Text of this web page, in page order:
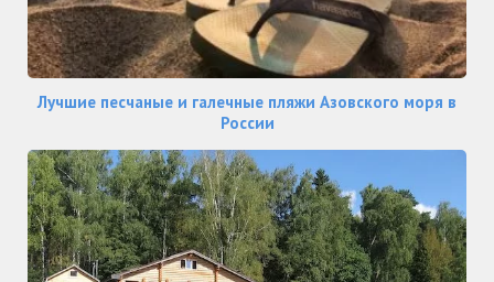
Лучшие песчаные и галечные пляжи Азовского моря в
России